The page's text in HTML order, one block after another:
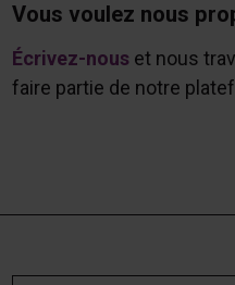
Vous voulez nous
Écrivez-nouset nous
faire partie de notre